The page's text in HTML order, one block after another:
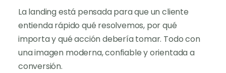
La landing está pensada para que un cliente
entienda rápido qué resolvemos, por qué
importa y qué acción debería tomar. Todo con
una imagen moderna, confiable y orientada a
conversión.